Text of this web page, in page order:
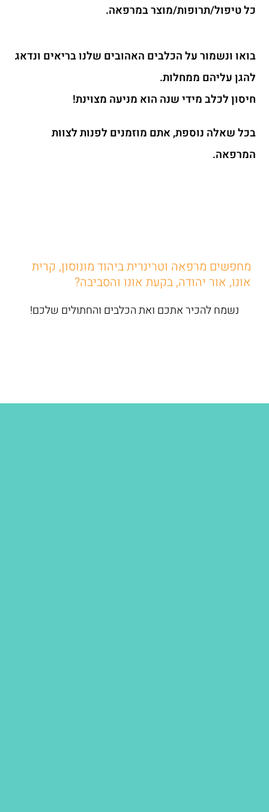
כל טיפול/תרופות/מוצר במרפאה.
בואו ונשמור על הכלבים האהובים שלנו בריאים ונדאג
להגן עליהם ממחלות.
חיסון לכלב מידי שנה הוא מניעה מצוינת!
בכל שאלה נוספת, אתם מוזמנים לפנות לצוות
המרפאה.
מחפשים מרפאה וטרינרית ביהוד מונוסון, קרית
אונו, אור יהודה, בקעת אונו והסביבה?
נשמח להכיר אתכם ואת הכלבים והחתולים שלכם!